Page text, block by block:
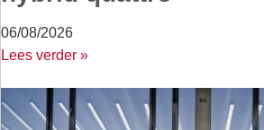
06/08/2026
Lees verder »